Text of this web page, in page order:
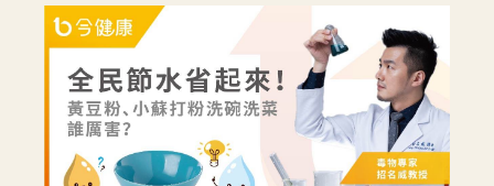
候就要使用菊花、金銀花來治療；假如單純的眼睛乾澀，結膜沒有紅，
眼睛周圍沒有眼屎，這種情況是屬於「陰虛」，就可以使用枸杞、蓮
藕、麥門冬、山藥等比較滋潤的藥材，效果就更顯著。